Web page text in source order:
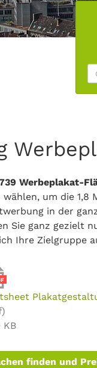
Werbeplakat-
wählen, um die 1,8
in der
Sie ganz gezielt
Ihre Zielgruppe
KB
finden und